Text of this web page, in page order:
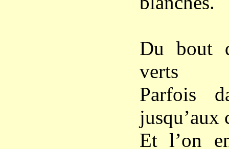
Du bout
verts
Parfois
jusqu’aux
Et l’on